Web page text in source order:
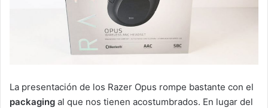
La presentación de los Razer Opus rompe bastante con el
packaging al que nos tienen acostumbrados. En lugar del